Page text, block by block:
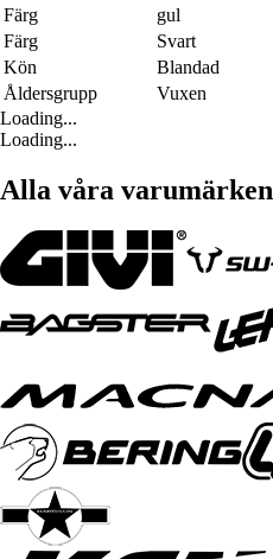
Färg
gul
Färg
Svart
Kön
Blandad
Åldersgrupp
Vuxen
Loading...
Loading...
Alla våra varumärken